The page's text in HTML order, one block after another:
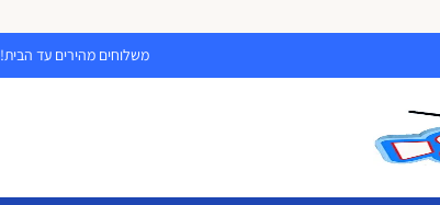
משלוחים מהירים עד הבית!